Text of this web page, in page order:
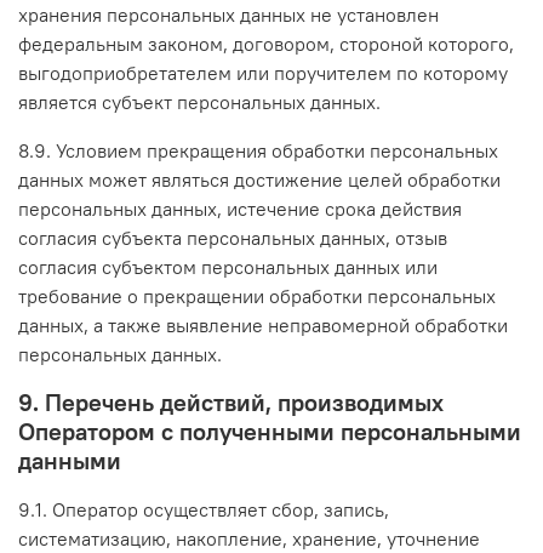
хранения персональных данных не установлен
федеральным законом, договором, стороной которого,
выгодоприобретателем или поручителем по которому
является субъект персональных данных.
8.9. Условием прекращения обработки персональных
данных может являться достижение целей обработки
персональных данных, истечение срока действия
согласия субъекта персональных данных, отзыв
согласия субъектом персональных данных или
требование о прекращении обработки персональных
данных, а также выявление неправомерной обработки
персональных данных.
9. Перечень действий, производимых
Оператором с полученными персональными
данными
9.1. Оператор осуществляет сбор, запись,
систематизацию, накопление, хранение, уточнение